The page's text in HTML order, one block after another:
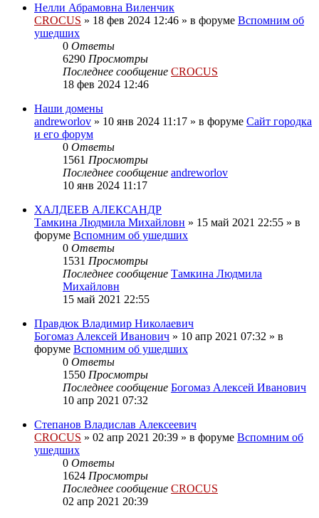
Нелли Абрамовна Виленчик
CROCUS » 18 фев 2024 12:46 » в форуме Вспомним об
ушедших
0 Ответы
6290 Просмотры
Последнее сообщение CROCUS
18 фев 2024 12:46
Наши домены
andreworlov » 10 янв 2024 11:17 » в форуме Сайт городка
и его форум
0 Ответы
1561 Просмотры
Последнее сообщение andreworlov
10 янв 2024 11:17
ХАЛДЕЕВ АЛЕКСАНДР
Тамкина Людмила Михайловн » 15 май 2021 22:55 » в
форуме Вспомним об ушедших
0 Ответы
1531 Просмотры
Последнее сообщение Тамкина Людмила
Михайловн
15 май 2021 22:55
Правдюк Владимир Николаевич
Богомаз Алексей Иванович » 10 апр 2021 07:32 » в
форуме Вспомним об ушедших
0 Ответы
1550 Просмотры
Последнее сообщение Богомаз Алексей Иванович
10 апр 2021 07:32
Степанов Владислав Алексеевич
CROCUS » 02 апр 2021 20:39 » в форуме Вспомним об
ушедших
0 Ответы
1624 Просмотры
Последнее сообщение CROCUS
02 апр 2021 20:39